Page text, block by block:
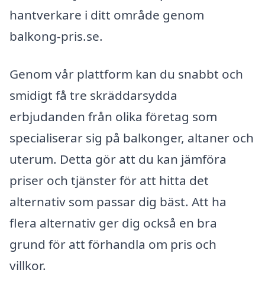
hantverkare i ditt område genom
balkong-pris.se.
Genom vår plattform kan du snabbt och
smidigt få tre skräddarsydda
erbjudanden från olika företag som
specialiserar sig på balkonger, altaner och
uterum. Detta gör att du kan jämföra
priser och tjänster för att hitta det
alternativ som passar dig bäst. Att ha
flera alternativ ger dig också en bra
grund för att förhandla om pris och
villkor.